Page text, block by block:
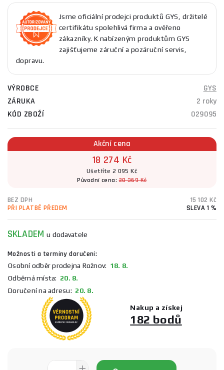
Jsme oficiální prodejci produktů GYS, držitelé
certifikátu spolehlivá firma a ověřeno
zákazníky. K nabízeným produktům GYS
zajišťujeme záruční a pozáruční servis,
dopravu.
VÝROBCE
GYS
ZÁRUKA
2 roky
KÓD ZBOŽÍ
029095
Akční cena
18 274 Kč
Ušetříte 2 095 Kč
Původní cena:20 369 Kč
BEZ DPH
15 102 Kč
PŘI PLATBĚ PŘEDEM
SLEVA 1 %
SKLADEMu dodavatele
Možnosti a termíny doručení:
Osobní odběr prodejna Rožnov: 18. 8.
Odběrná místa: 20. 8.
Doručení na adresu: 20. 8.
Nakup a získej
182 bodů